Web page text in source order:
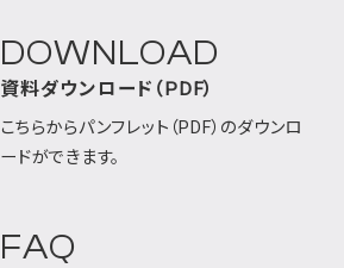
DOWNLOAD
資料ダウンロード（PDF）
こちらからパンフレット（PDF）のダウンロ
ードができます。
FAQ